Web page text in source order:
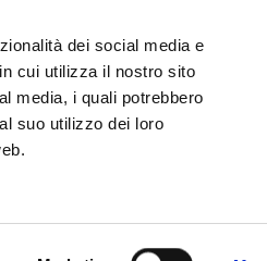
dei social media e
cui utilizza il nostro sito
media, i quali potrebbero
suo utilizzo dei loro
| Powered byAT